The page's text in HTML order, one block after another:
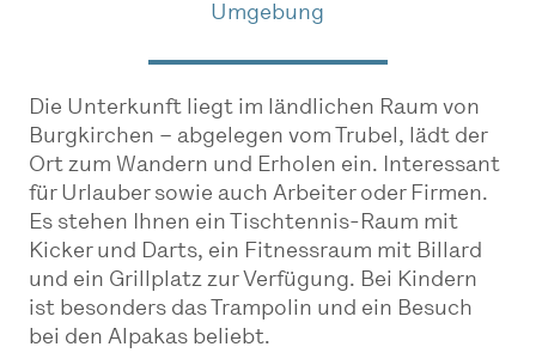
Umgebung
Die Unterkunft liegt im ländlichen Raum von
Burgkirchen – abgelegen vom Trubel, lädt der
Ort zum Wandern und Erholen ein. Interessant
für Urlauber sowie auch Arbeiter oder Firmen.
Es stehen Ihnen ein Tischtennis-Raum mit
Kicker und Darts, ein Fitnessraum mit Billard
und ein Grillplatz zur Verfügung. Bei Kindern
ist besonders das Trampolin und ein Besuch
bei den Alpakas beliebt.